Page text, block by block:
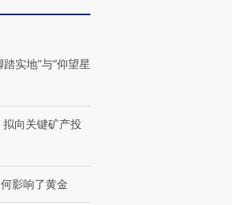
抗争将教
机”？难民潮撕裂西班牙
飞地休达
实地”与“仰望星
向关键矿产投
影响了黄金